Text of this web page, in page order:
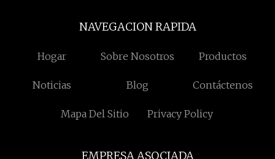
NAVEGACION RAPIDA
Hogar Sobre Nosotros Productos
Noticias Blog Contáctenos
Mapa Del Sitio Privacy Policy
EMPRESA ASOCIADA